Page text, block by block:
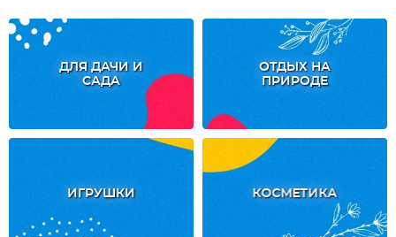
ДЛЯ ДАЧИ И
САДА
ОТДЫХ НА
ПРИРОДЕ
ИГРУШКИ КОСМЕТИКА